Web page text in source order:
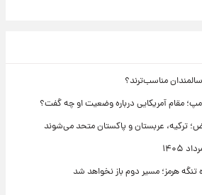
مناسب‌ترند؟
مقام آمریکایی درباره وضعیت او چه گفت؟
ترکیه، عربستان و پاکستان متحد می‌شوند
هرمز؛ مسیر دوم باز نخواهد شد